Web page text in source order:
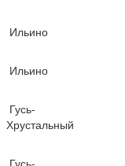
Ильино
Ильино
Гусь-
Хрустальный
Гусь-